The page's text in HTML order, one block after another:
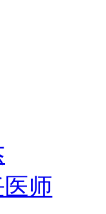
师